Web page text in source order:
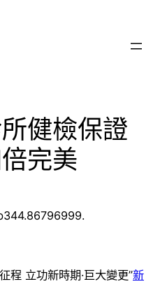
健檢保證
完美
程 立功新時期·巨大變更”新